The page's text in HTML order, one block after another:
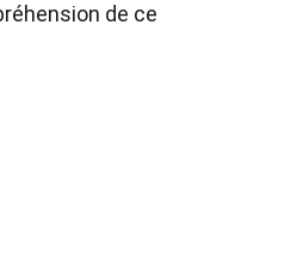
de ce